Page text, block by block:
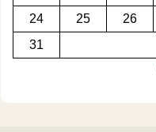
24
25 26
31